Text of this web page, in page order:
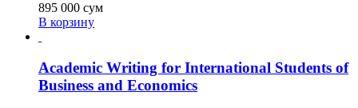
895 000 сум
В корзину
Academic Writing for International Students of
Business and Economics